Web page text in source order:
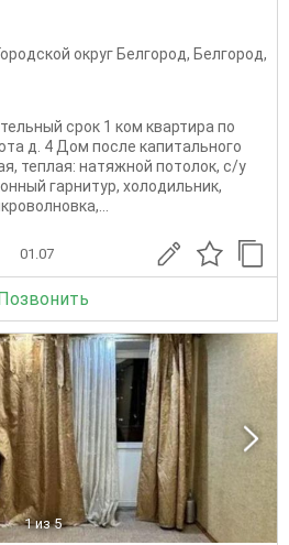
округ Белгород, Белгород,
срок 1 ком квартира по
д. 4 Дом после капитального
теплая: натяжной потолок, с/у
гарнитур, холодильник,
01.07
1 из 5